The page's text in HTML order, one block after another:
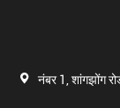
नंबर 1, शांगझोंग